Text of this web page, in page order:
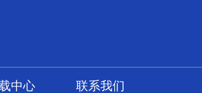
中心 联系我们